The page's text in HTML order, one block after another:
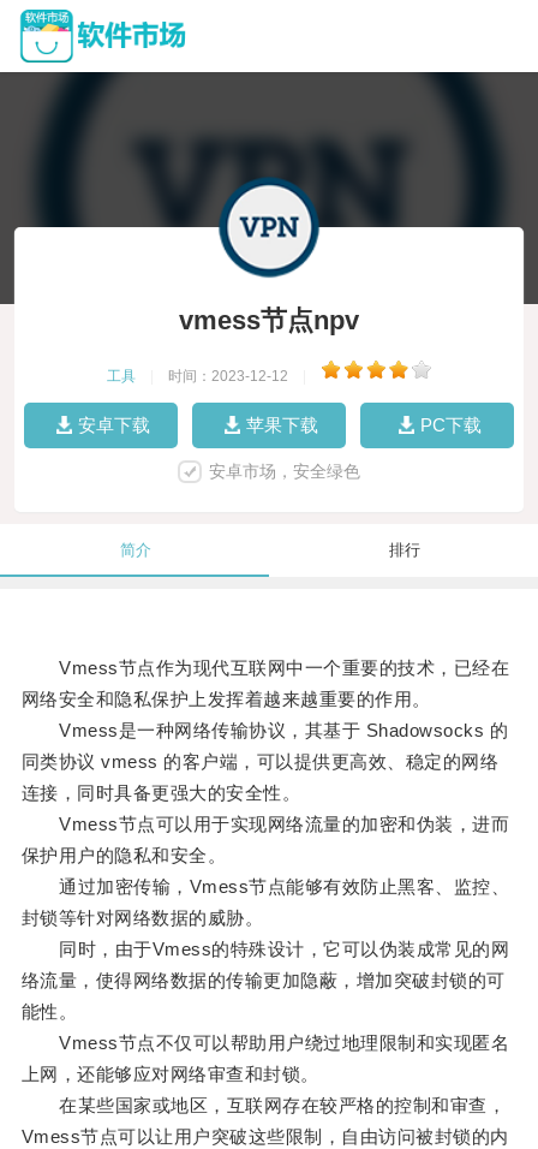
vmess节点npv
工具 时间：2023-12-12
安卓下载 苹果下载 PC下载
安卓市场，安全绿色
简介 排行
Vmess节点作为现代互联网中一个重要的技术，已经在
网络安全和隐私保护上发挥着越来越重要的作用。
Vmess是一种网络传输协议，其基于 Shadowsocks 的
同类协议 vmess 的客户端，可以提供更高效、稳定的网络
连接，同时具备更强大的安全性。
Vmess节点可以用于实现网络流量的加密和伪装，进而
保护用户的隐私和安全。
通过加密传输，Vmess节点能够有效防止黑客、监控、
封锁等针对网络数据的威胁。
同时，由于Vmess的特殊设计，它可以伪装成常见的网
络流量，使得网络数据的传输更加隐蔽，增加突破封锁的可
能性。
Vmess节点不仅可以帮助用户绕过地理限制和实现匿名
上网，还能够应对网络审查和封锁。
在某些国家或地区，互联网存在较严格的控制和审查，
Vmess节点可以让用户突破这些限制，自由访问被封锁的内